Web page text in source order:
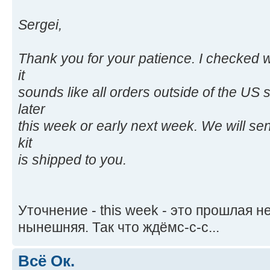
Sergei,
Thank you for your patience. I checked
it
sounds like all orders outside of the US
later
this week or early next week. We will
kit
is shipped to you.
Уточнение - this week - это прошлая
нынешняя. Так что ждёмс-с-с...
Всё Ок.